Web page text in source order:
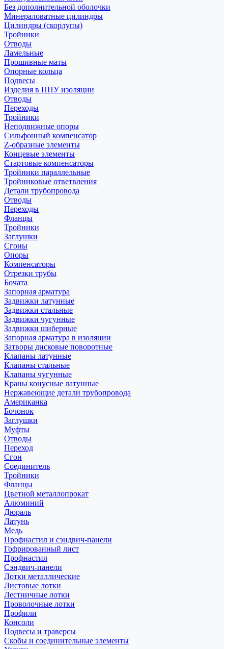
Без дополнительной оболочки
Минераловатные цилиндры
Цилиндры (скорлупы)
Тройники
Отводы
Ламельные
Прошивные маты
Опорные кольца
Подвесы
Изделия в ППУ изоляции
Отводы
Переходы
Тройники
Неподвижные опоры
Cильфонный компенсатор
Z-образные элементы
Концевые элементы
Стартовые компенсаторы
Тройники параллельные
Тройниковые ответвления
Детали трубопровода
Отводы
Переходы
Фланцы
Тройники
Заглушки
Сгоны
Опоры
Компенсаторы
Отрезки трубы
Бочата
Запорная арматура
Задвижки латунные
Задвижки стальные
Задвижки чугунные
Задвижки шиберные
Запорная арматура в изоляции
Затворы дисковые поворотные
Клапаны латунные
Клапаны стальные
Клапаны чугунные
Краны конусные латунные
Нержавеющие детали трубопровода
Американка
Бочонок
Заглушки
Муфты
Отводы
Переход
Сгон
Соединитель
Тройники
Фланцы
Цветной металлопрокат
Алюминий
Дюраль
Латунь
Медь
Профнастил и сэндвич-панели
Гофрированный лист
Профнастил
Сэндвич-панели
Лотки металлические
Листовые лотки
Лестничные лотки
Проволочные лотки
Профили
Консоли
Подвесы и траверсы
Скобы и соединительные элементы